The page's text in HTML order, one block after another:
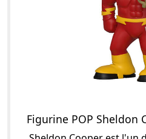
Figurine POP Sheldon